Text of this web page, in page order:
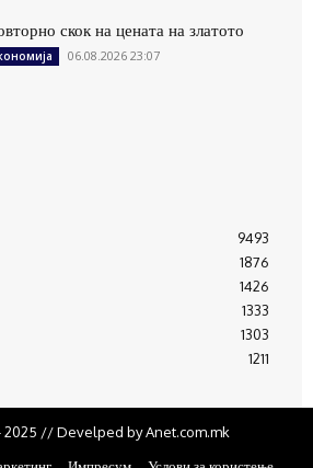
скок на цената на златото
06.08.2026 23:07
9493
1876
1426
1333
1303
1211
2025 // Develped by Anet.com.mk